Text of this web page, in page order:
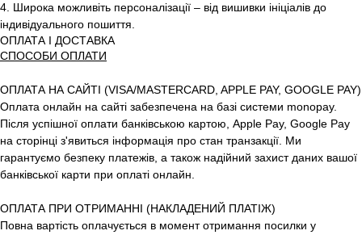
4. Широка можливіть персоналізації – від вишивки ініціалів до
індивідуального пошиття.
ОПЛАТА І ДОСТАВКА
СПОСОБИ ОПЛАТИ
ОПЛАТА НА САЙТІ (VISA/MASTERCARD, APPLE PAY, GOOGLE PAY)
Оплата онлайн на сайті забезпечена на базі системи monopay.
Після успішної оплати банківською картою, Apple Pay, Google Pay
на сторінці з'явиться інформація про стан транзакції. Ми
гарантуємо безпеку платежів, а також надійний захист даних вашої
банківської карти при оплаті онлайн.
ОПЛАТА ПРИ ОТРИМАННІ (НАКЛАДЕНИЙ ПЛАТІЖ)
Повна вартість оплачується в момент отримання посилки у